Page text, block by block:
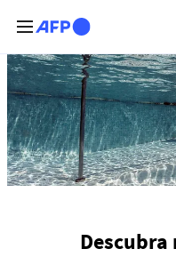
Notícias |
Descubra